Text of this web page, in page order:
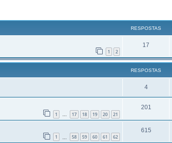
RESPOSTAS
1 2
17
RESPOSTAS
4
1 ... 17 18 19 20 21
201
1 58 59 60 61 62
615